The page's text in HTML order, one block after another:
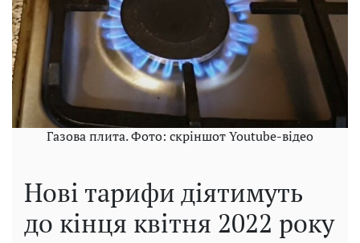
Газова плита. Фото: скріншот Youtube-відео
Нові тарифи діятимуть
до кінця квітня 2022 року